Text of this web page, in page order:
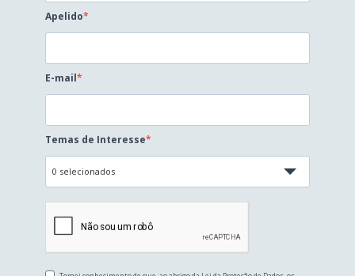
Apelido
E-mail
Temas de Interesse
0 selecionados